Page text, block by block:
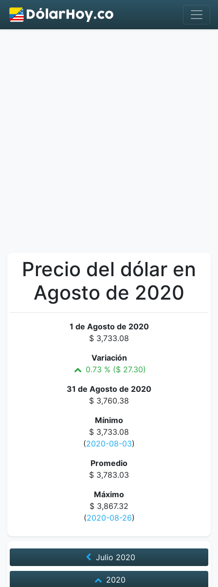
Precio del dólar en
Agosto de 2020
1 de Agosto de 2020
$ 3,733.08
Variación
0.73 % ($ 27.30)
31 de Agosto de 2020
$ 3,760.38
Mínimo
$ 3,733.08
(2020-08-03)
Promedio
$ 3,783.03
Máximo
$ 3,867.32
(2020-08-26)
Julio 2020
2020